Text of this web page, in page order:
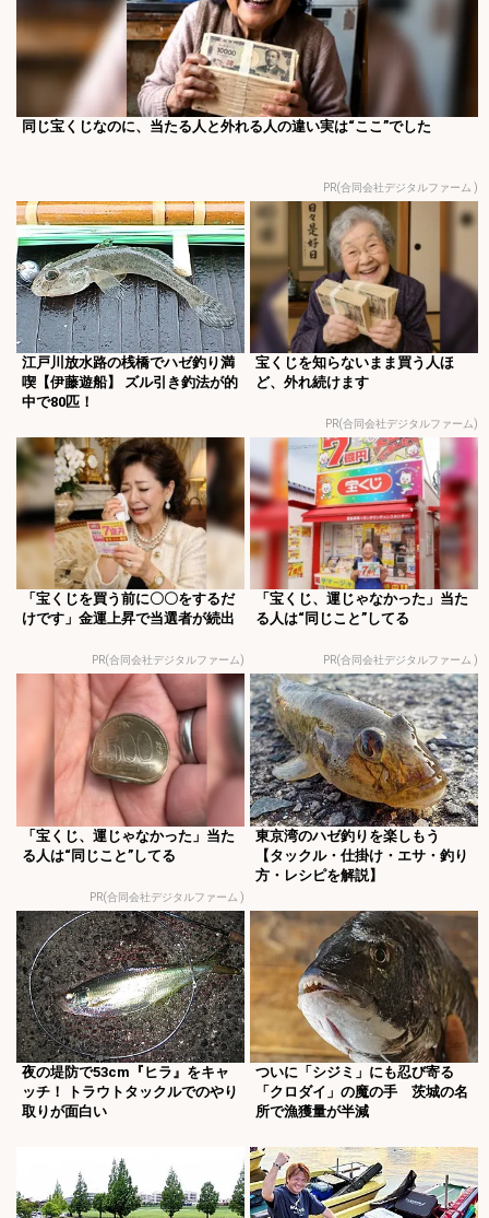
同じ宝くじなのに、当たる人と外れる人の違い実は“ここ”でした
PR(合同会社デジタルファーム )
江戸川放水路の桟橋でハゼ釣り満
喫【伊藤遊船】 ズル引き釣法が的
中で80匹！
宝くじを知らないまま買う人ほ
ど、外れ続けます
PR(合同会社デジタルファーム)
「宝くじを買う前に〇〇をするだ
けです」金運上昇で当選者が続出
PR(合同会社デジタルファーム)
「宝くじ、運じゃなかった」当た
る人は“同じこと”してる
PR(合同会社デジタルファーム )
「宝くじ、運じゃなかった」当た
る人は“同じこと”してる
PR(合同会社デジタルファーム )
東京湾のハゼ釣りを楽しもう
【タックル・仕掛け・エサ・釣り
方・レシピを解説】
夜の堤防で53cm『ヒラ』をキャ
ッチ！ トラウトタックルでのやり
取りが面白い
ついに「シジミ」にも忍び寄る
「クロダイ」の魔の手 茨城の名
所で漁獲量が半減